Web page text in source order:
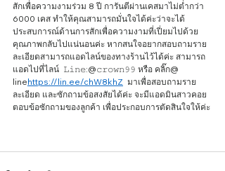
สักเพื่อความงามร่วม 8 ปี การันตีผ่านเคสมาไม่ต่ำกว่า
6000 เคส ทำให้คุณสามารถมั่นใจได้ค่ะว่าจะได้
ประสบการณ์ด้านการสักเพื่อความงามที่เปี่ยมไปด้วย
คุณภาพกลับไปแน่นอนค่ะ หากสนใจอยากสอบถามราย
ละเอียดสามารถแอดไลน์ของทางร้านไว้ได้ค่ะ สามารถ
แอดไปที่ไลน์  𝙻𝚒𝚗𝚎:@𝚌𝚛𝚘𝚠𝚗𝟿𝟿 หรือ คลิ๊ก@
linehttps://lin.ee/chW8khZ
  มาเพื่อสอบถามราย
ละเอียด และซักถามข้อสงสัยได้ค่ะ จะมีแอดมินสาวคอย
ตอบข้อซักถามของลูกค้า เพื่อประกอบการตัดสินใจให้ค่ะ